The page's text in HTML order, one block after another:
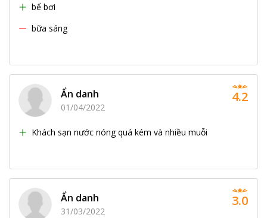
bể bơi
bữa sáng
Ẩn danh
01/04/2022
Khách sạn nước nóng quá kém và nhiều muỗi
4.2
Ẩn danh
31/03/2022
3.0